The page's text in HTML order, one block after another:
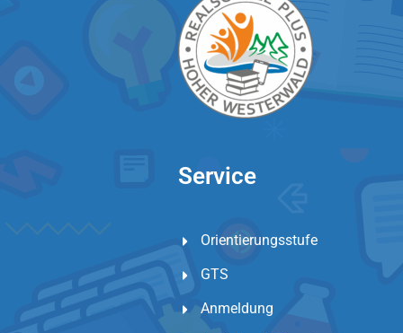
Service
Orientierungsstufe
GTS
Anmeldung